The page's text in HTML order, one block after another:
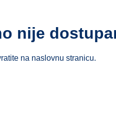
nije
na naslovnu stranicu.